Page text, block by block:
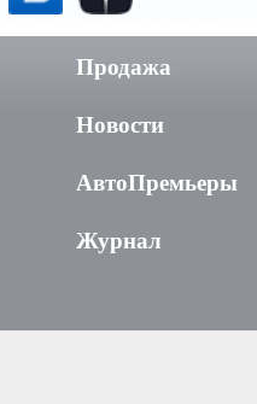
Продажа
Новости
АвтоПремьеры
Журнал